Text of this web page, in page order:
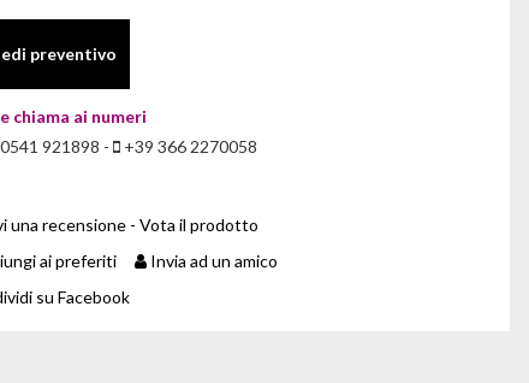
preventivo
chiama ai numeri
921898 -
+39 366 2270058
una recensione - Vota il prodotto
ai preferiti
Invia ad un amico
su Facebook